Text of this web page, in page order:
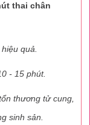
thai chân
quả.
- 15 phút.
thương tử cung,
sinh sản.